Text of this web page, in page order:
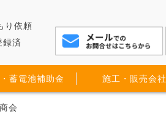
り依頼
録済
蓄電池補助金 施工・販売会社
会